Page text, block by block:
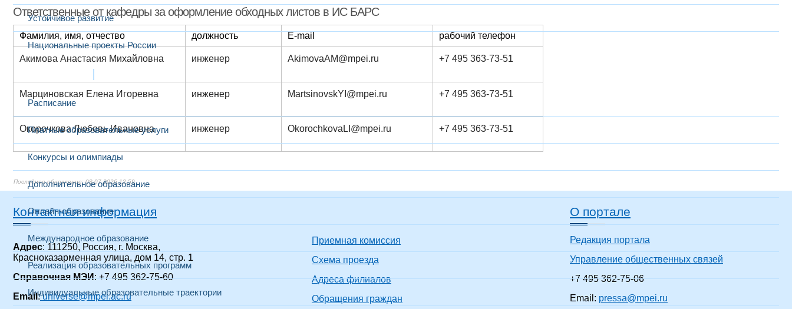
Устойчивое развитие
Национальные проекты России
Расписание
Платные образовательные услуги
Конкурсы и олимпиады
Дополнительное образование
Онлайн-образование
Международное образование
Реализация образовательных программ
Индивидуальные образовательные траектории
Ответственные от кафедры за оформление обходных листов в ИС БАРС
Фамилия, имя, отчество должность E-mail рабочий телефон
Акимова Анастасия Михайловна инженер Akimova​AM@mpei.ru +7 495 363-73-51
Марциновская Елена Игоревна инженер MartsinovskYI@mp​​ei.ru +7 495 363-73-51
Окорочкова Любовь Ивановна инженер OkorochkovaLI@​mpei.ru +7 495 363-73-51
08.07.2026 12:59
Контактная информация
Адрес: 111250, Россия, г. Москва,
Красноказарменная улица, дом 14, стр. 1
Справочная МЭИ: +7 495 362-75-60
Email:universe@mpei.ac.ru
Приемная комиссия
Схема проезда
Адреса филиалов
Обращения граждан
О портале
Редакция портала
Управление общественных связей
+7 495 362-75-06
Email: pressa@mpei.ru